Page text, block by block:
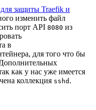
защиты Traefik и
изменить файл
порт API 8080 из
в
для того что бы
как у нас уже имеется
коллекция sshd .